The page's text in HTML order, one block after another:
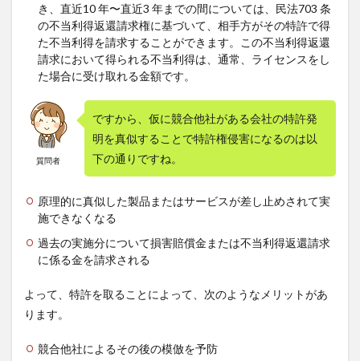
き、直近10 年〜直近3 年までの間については、民法703 条
の不当利得返還請求権に基づいて、相手方がその特許で得
た不当利得を請求することができます。この不当利得返還
請求において得られる不当利得は、通常、ライセンスをし
た場合に受け取れる金額です。
質問者
ですから、仮に競合他社がある会社の特許発
明を真似することで特許権侵害になるのは以
下の通りですね。
原理的に真似した製品またはサービスが差し止めされて実
施できなくなる
過去の実施分について損害賠償金または不当利得返還請求
に係る金を請求される
よって、特許を取ることによって、次のようなメリットがあ
ります。
競合他社によるその後の模倣を予防